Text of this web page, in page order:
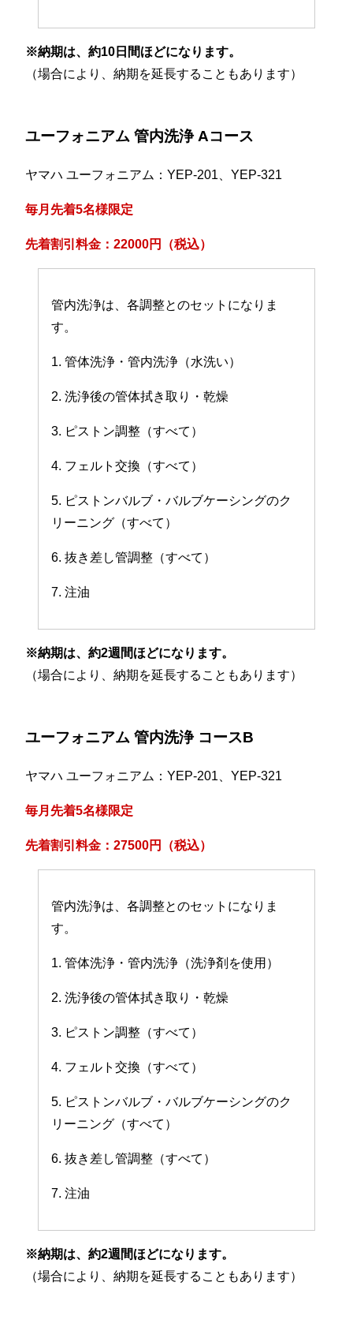
※納期は、約10日間ほどになります。
（場合により、納期を延長することもあります）
ユーフォニアム 管内洗浄 Aコース
ヤマハ ユーフォニアム：YEP-201、YEP-321
毎月先着5名様限定
先着割引料金：22000円（税込）
管内洗浄は、各調整とのセットになりま
す。
1. 管体洗浄・管内洗浄（水洗い）
2. 洗浄後の管体拭き取り・乾燥
3. ピストン調整（すべて）
4. フェルト交換（すべて）
5. ピストンバルブ・バルブケーシングのク
リーニング（すべて）
6. 抜き差し管調整（すべて）
7. 注油
※納期は、約2週間ほどになります。
（場合により、納期を延長することもあります）
ユーフォニアム 管内洗浄 コースB
ヤマハ ユーフォニアム：YEP-201、YEP-321
毎月先着5名様限定
先着割引料金：27500円（税込）
管内洗浄は、各調整とのセットになりま
す。
1. 管体洗浄・管内洗浄（洗浄剤を使用）
2. 洗浄後の管体拭き取り・乾燥
3. ピストン調整（すべて）
4. フェルト交換（すべて）
5. ピストンバルブ・バルブケーシングのク
リーニング（すべて）
6. 抜き差し管調整（すべて）
7. 注油
※納期は、約2週間ほどになります。
（場合により、納期を延長することもあります）